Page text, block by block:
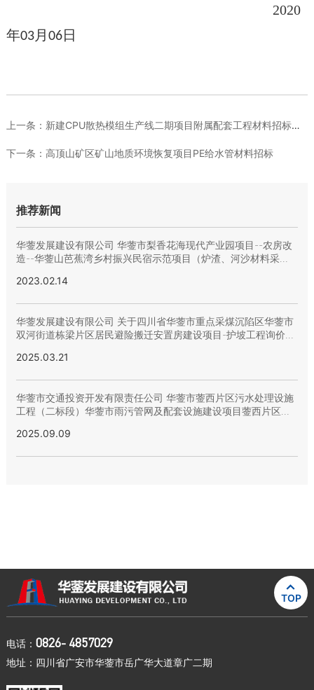
2020
年03月 06日
上一条： 新建CPU散热模组生产线二期项目附属配套工程材料招标结果
下一条： 高顶山矿区矿山地质环境恢复项目PE给水管材料招标
推荐新闻
华蓥发展建设有限公司 华蓥市梨香花海现代产业园项目--农房改
造--华蓥山芭蕉湾乡村振兴民宿示范项目（炉渣、河沙材料采
2023.02.14
华蓥发展建设有限公司 关于四川省华蓥市重点采煤沉陷区华蓥市
双河街道栋梁片区居民避险搬迁安置房建设项目-护坡工程询价结
2025.03.21
华蓥市交通投资开发有限责任公司 华蓥市蓥西片区污水处理设施
工程（二标段）华蓥市雨污管网及配套设施建设项目蓥西片区配
2025.09.09

TOP
电话： 0826- 4857029
地址：四川省广安市华蓥市岳广华大道章广二期